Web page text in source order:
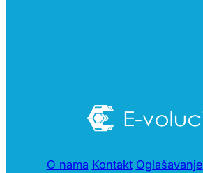
O nama Kontakt Oglašavanje